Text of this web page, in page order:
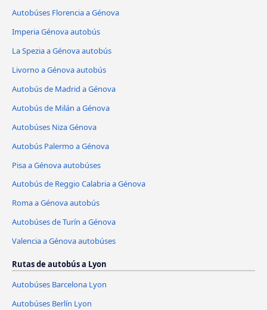
Autobúses Florencia a Génova
Imperia Génova autobús
La Spezia a Génova autobús
Livorno a Génova autobús
Autobús de Madrid a Génova
Autobús de Milán a Génova
Autobúses Niza Génova
Autobús Palermo a Génova
Pisa a Génova autobúses
Autobús de Reggio Calabria a Génova
Roma a Génova autobús
Autobúses de Turín a Génova
Valencia a Génova autobúses
Rutas de autobús a Lyon
Autobúses Barcelona Lyon
Autobúses Berlín Lyon